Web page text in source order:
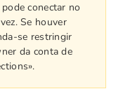
conectar no
Se houver
se restringir
da conta de